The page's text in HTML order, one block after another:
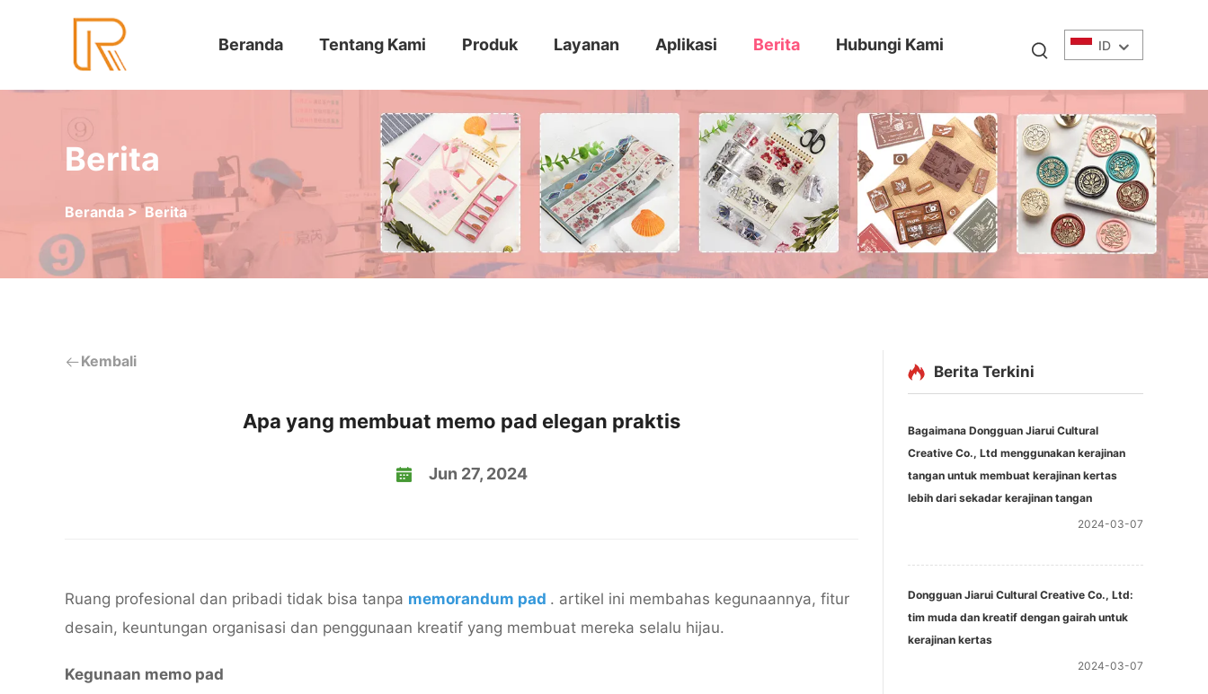
Beranda Tentang Kami Produk Layanan Aplikasi Berita Hubungi Kami ID
Berita
Beranda >Berita
Kembali
Apa yang membuat memo pad elegan praktis
Jun 27, 2024
Ruang profesional dan pribadi tidak bisa tanpa memorandum pad . artikel ini membahas kegunaannya, fitur
desain, keuntungan organisasi dan penggunaan kreatif yang membuat mereka selalu hijau.
Kegunaan memo pad
Berita Terkini
Bagaimana Dongguan Jiarui Cultural
Creative Co., Ltd menggunakan kerajinan
tangan untuk membuat kerajinan kertas
lebih dari sekadar kerajinan tangan
2024-03-07
Dongguan Jiarui Cultural Creative Co., Ltd:
tim muda dan kreatif dengan gairah untuk
kerajinan kertas
2024-03-07